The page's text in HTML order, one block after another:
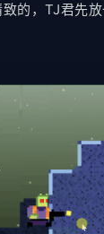
的，TJ君先